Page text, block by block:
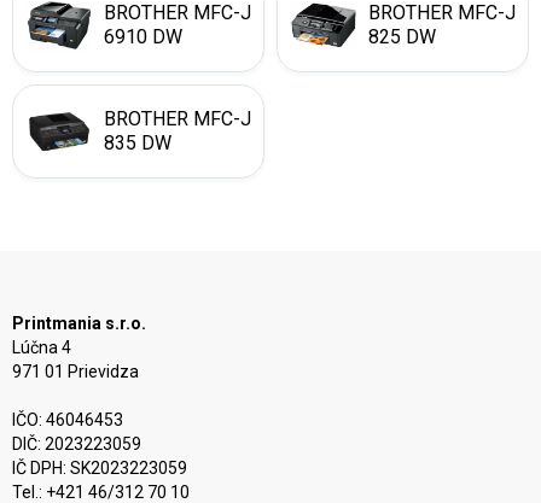
BROTHER MFC-J
6910 DW
BROTHER MFC-J
825 DW
BROTHER MFC-J
835 DW
Printmania s.r.o.
Lúčna 4
971 01 Prievidza
IČO: 46046453
DIČ: 2023223059
IČ DPH: SK2023223059
Tel.: +421 46/312 70 10